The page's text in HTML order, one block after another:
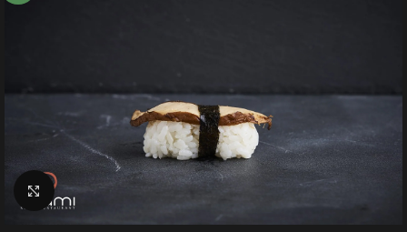
Klik for at forstørre